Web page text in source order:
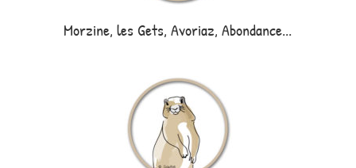
Morzine, les Gets, Avoriaz, Abondance...